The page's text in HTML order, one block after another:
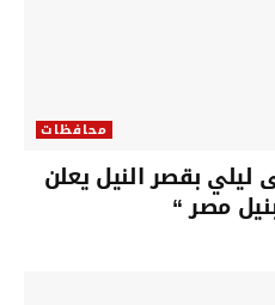
محافظات
بقصر النيل يعلن
مصر “